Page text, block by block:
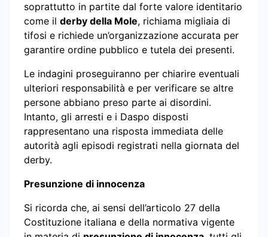
soprattutto in partite dal forte valore identitario
come il derby della Mole, richiama migliaia di
tifosi e richiede un’organizzazione accurata per
garantire ordine pubblico e tutela dei presenti.
Le indagini proseguiranno per chiarire eventuali
ulteriori responsabilità e per verificare se altre
persone abbiano preso parte ai disordini.
Intanto, gli arresti e i Daspo disposti
rappresentano una risposta immediata delle
autorità agli episodi registrati nella giornata del
derby.
Presunzione di innocenza
Si ricorda che, ai sensi dell’articolo 27 della
Costituzione italiana e della normativa vigente